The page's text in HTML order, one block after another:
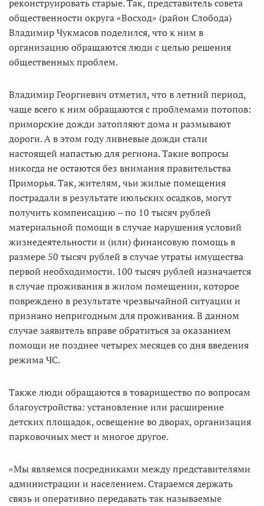
реконструировать старые. Так, представитель совета
общественности округа «Восход» (район Слобода)
Владимир Чукмасов поделился, что к ним в
организацию обращаются люди с целью решения
общественных проблем.
Владимир Георгиевич отметил, что в летний период,
чаще всего к ним обращаются с проблемами потопов:
приморские дожди затопляют дома и размывают
дороги. А в этом году ливневые дожди стали
настоящей напастью для региона. Такие вопросы
никогда не остаются без внимания правительства
Приморья. Так, жителям, чьи жилые помещения
пострадали в результате июльских осадков, могут
получить компенсацию – по 10 тысяч рублей
материальной помощи в случае нарушения условий
жизнедеятельности и (или) финансовую помощь в
размере 50 тысяч рублей в случае утраты имущества
первой необходимости. 100 тысяч рублей назначается
в случае проживания в жилом помещении, которое
повреждено в результате чрезвычайной ситуации и
признано непригодным для проживания. В данном
случае заявитель вправе обратиться за оказанием
помощи не позднее четырех месяцев со дня введения
режима ЧС.
Также люди обращаются в товарищество по вопросам
благоустройства: установление или расширение
детских площадок, освещение во дворах, организация
парковочных мест и многое другое.
«Мы являемся посредниками между представителями
администрации и населением. Стараемся держать
связь и оперативно передавать так называемые